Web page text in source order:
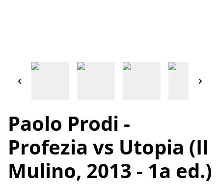
Paolo Prodi -
Profezia vs Utopia (Il
Mulino, 2013 - 1a ed.)